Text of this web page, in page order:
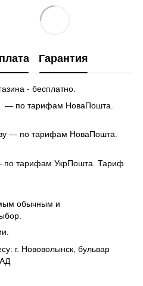
Гарантия
- бесплатно.
— по тарифам НоваПошта.
— по тарифам НоваПошта.
по тарифам УкрПошта. Тариф
обычным и
г. Нововолынск, бульвар